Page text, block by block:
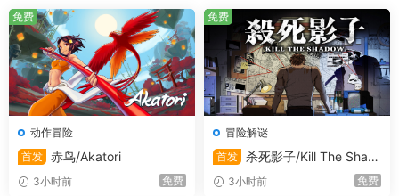
有一定压力。
显卡:
Nvidia GeForce GTX 1660 Super（具有6GB显
存）或AMD Radeon RX 590（具有8GB显存）显
卡，这些显卡能够为游戏提供较好的图形渲染能力，
使游戏画面在最低配置下也能保持相对流畅和清晰。
存储空间:需要 6 GB 可用空间，确保你的电脑硬盘有
足够的空间来安装和运行游戏。
Windows推荐配置:
动作冒险
首发 赤鸟/Akatori
3小时前 免费
免费
冒险解谜
首发 杀死影子/Kill The Shad
ow 3小时前 免费
免费